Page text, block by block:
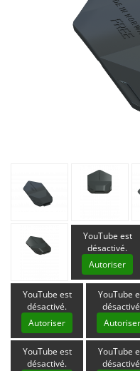
YouTube est
désactivé.
Autoriser
YouTube est
désactivé.
Autoriser
YouTube
Autoriser
YouTube est
désactivé.
YouTube